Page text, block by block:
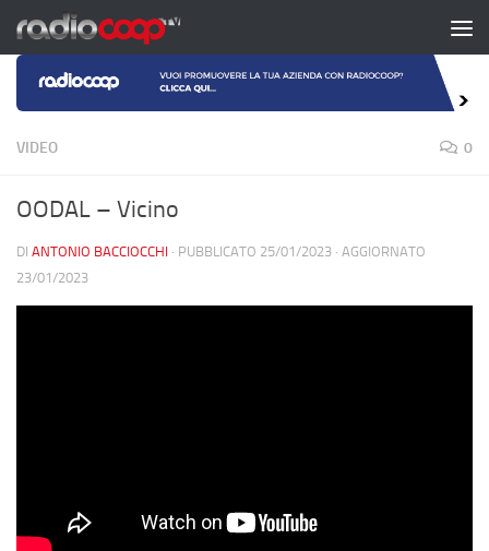
Salta al contenuto
VIDEO 0
OODAL – Vicino
DI ANTONIO BACCIOCCHI · PUBBLICATO 25/01/2023 · AGGIORNATO
23/01/2023